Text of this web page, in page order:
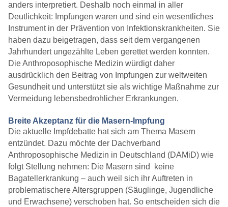
anders interpretiert. Deshalb noch einmal in aller
Deutlichkeit: Impfungen waren und sind ein wesentliches
Instrument in der Prävention von Infektionskrankheiten. Sie
haben dazu beigetragen, dass seit dem vergangenen
Jahrhundert ungezählte Leben gerettet werden konnten.
Die Anthroposophische Medizin würdigt daher
ausdrücklich den Beitrag von Impfungen zur weltweiten
Gesundheit und unterstützt sie als wichtige Maßnahme zur
Vermeidung lebensbedrohlicher Erkrankungen.
Breite Akzeptanz für die Masern-Impfung
Die aktuelle Impfdebatte hat sich am Thema Masern
entzündet. Dazu möchte der Dachverband
Anthroposophische Medizin in Deutschland (DAMiD) wie
folgt Stellung nehmen: Die Masern sind keine
Bagatellerkrankung – auch weil sich ihr Auftreten in
problematischere Altersgruppen (Säuglinge, Jugendliche
und Erwachsene) verschoben hat. So entscheiden sich die